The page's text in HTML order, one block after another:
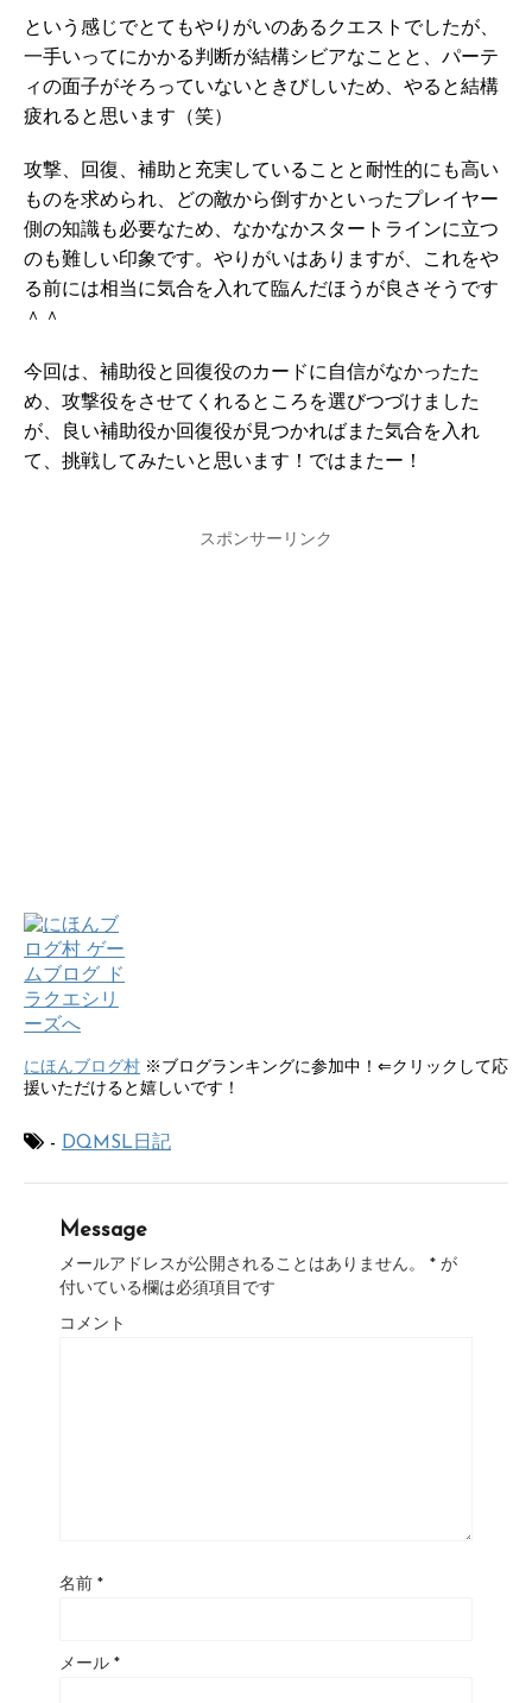
という感じでとてもやりがいのあるクエストでしたが、
一手いってにかかる判断が結構シビアなことと、パーテ
ィの面子がそろっていないときびしいため、やると結構
疲れると思います（笑）
攻撃、回復、補助と充実していることと耐性的にも高い
ものを求められ、どの敵から倒すかといったプレイヤー
側の知識も必要なため、なかなかスタートラインに立つ
のも難しい印象です。やりがいはありますが、これをや
る前には相当に気合を入れて臨んだほうが良さそうです
＾＾
今回は、補助役と回復役のカードに自信がなかったた
め、攻撃役をさせてくれるところを選びつづけました
が、良い補助役か回復役が見つかればまた気合を入れ
て、挑戦してみたいと思います！ではまたー！
スポンサーリンク
にほんブログ村 ※ブログランキングに参加中！⇐クリックして応
援いただけると嬉しいです！
- DQMSL日記
Message
メールアドレスが公開されることはありません。 * が
付いている欄は必須項目です
コメント
名前 *
メール *